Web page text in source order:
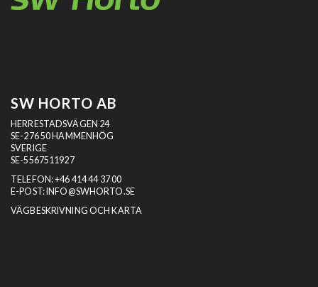
SW HORTO AB
HERRESTADSVÄGEN 24
SE-276 50 HAMMENHÖG
SVERIGE
SE-5567511927
TELEFON:+46 414 44 37 00
E-POST:INFO@SWHORTO.SE
VÄGBESKRIVNING OCH KARTA